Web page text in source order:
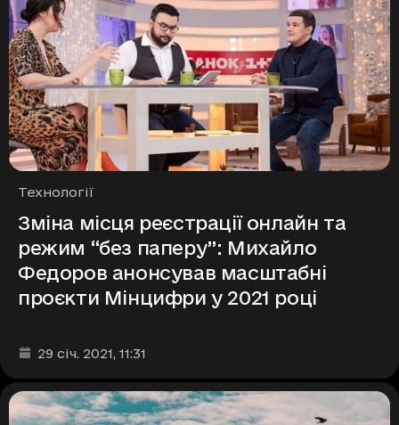
Рубрики
Технології
Зміна місця реєстрації онлайн та
режим “без паперу”: Михайло
Федоров анонсував масштабні
проєкти Мінцифри у 2021 році
Дата та час публікації
29 січ. 2021, 11:31